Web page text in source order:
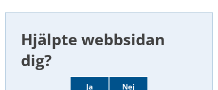
Hjälpte webbsidan
dig?
Ja Nej